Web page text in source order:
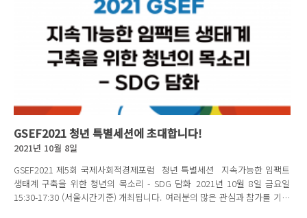
GSEF2021 청년 특별세션에 초대합니다!
2021년 10월 8일
GSEF2021 제5회 국제사회적경제포럼 청년 특별세션 지속가능한 임팩트
생태계 구축을 위한 청년의 목소리 - SDG 담화 2021년 10월 8일 금요일
15:30-17:30 (서울시간기준) 개최됩니다. 여러분의 많은 관심과 참가를 기다